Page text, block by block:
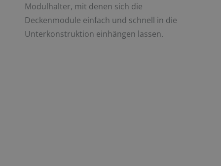
Modulhalter, mit denen sich die
Deckenmodule einfach und schnell in die
Unterkonstruktion einhängen lassen.